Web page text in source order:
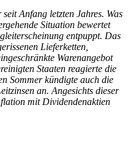
Anfang letzten Jahres. Was
Situation bewertet
entpuppt. Das
Lieferketten,
Warenangebot
Staaten reagierte die
Sommer kündigte auch die
an. Angesichts dieser
mit Dividendenaktien